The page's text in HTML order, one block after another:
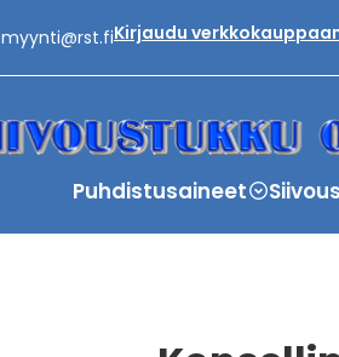
myynti@rst.fiKirjaudu
Puhdistusaineet